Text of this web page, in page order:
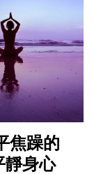
焦躁的
靜身心